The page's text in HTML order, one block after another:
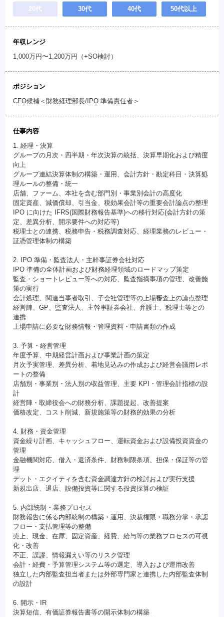
20代 30代 40代 50代以上
年収レンジ
1,000万円〜1,200万円（+SO検討）
ポジション
CFO候補＜財務経理部長/IPO 準備責任者＞
仕事内容
1. 経理・決算
グループの月次・四半期・年次決算の統括、決算早期化および精度
向上
グループ連結決算体制の構築・運用、会計方針・勘定科目・決算処
理ルールの整備・統一
店舗、ファーム、本社を含む部門別・事業別会計の高度化
固定資産、減価償却、引当金、税効果会計等の重要会計論点の整理
IPO に向けた IFRS(国際財務報告基準)への移行対応(会計方針の策
定、差異分析、開示要件への対応等)
税理士との連携、税務申告・税務調査対応、経理業務のレビュー・
証憑管理体制の構築
2. IPO 準備・監査法人・主幹事証券会社対応
IPO 準備の全体計画および財務経理領域のロードマップ策定
監査・ショートレビュー等への対応、監査指摘事項の管理、改善施
策の実行
会計処理、関連当事者取引、子会社管理等の上場審査上の論点整理
経営陣、GP、監査法人、主幹事証券会社、弁護士、税理士等との
連携
上場申請に必要な財務情報・管理資料・申請書類の作成
3. 予算・経営管理
年度予算、中期経営計画および事業計画の策定
月次予実管理、差異分析、着地見込みの作成および経営会議用レポ
ートの整備
店舗別・事業別・法人別の収益管理、主要 KPI・管理会計指標の設
計
経営陣・取締役会への財務分析、課題提起、改善提案
価格改定、コスト削減、新規施策等の財務的効果の分析
4. 財務・資金管理
資金繰り計画、キャッシュフロー、運転資金および設備投資資金の
管理
金融機関対応、借入・返済条件、財務制限条項、担保・保証等の管
理
デット・エクイティを含む資金調達方針の検討および実行支援
新規出店、退店、設備投資等に関する投資採算の検証
5. 内部統制・業務プロセス
財務報告に係る内部統制の構築・運用、決裁権限・職務分掌・承認
フロー・支払管理等の整備
売上、現金、在庫、固定資産、経費、給与等の業務プロセスの可視
化・改善
不正、誤謬、情報漏えい等のリスク管理
会計・経費・予算管理システム等の選定、導入および運用改善
独立した内部監査担当者または外部専門家と連携した内部監査体制
の設計
6. 開示・IR
決算短信、有価証券報告書等の開示体制の構築